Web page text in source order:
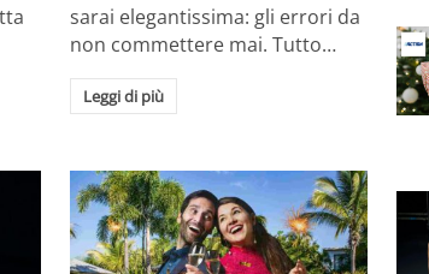
sarai elegantissima: gli errori da
non commettere mai. Tutto…
Leggi di più